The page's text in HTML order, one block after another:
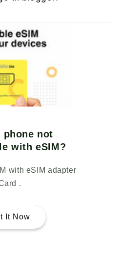
phone not
with eSIM?
with eSIM adapter
.
It Now